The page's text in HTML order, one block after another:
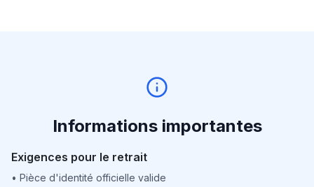
Informations importantes
Exigences pour le retrait
• Pièce d'identité officielle valide